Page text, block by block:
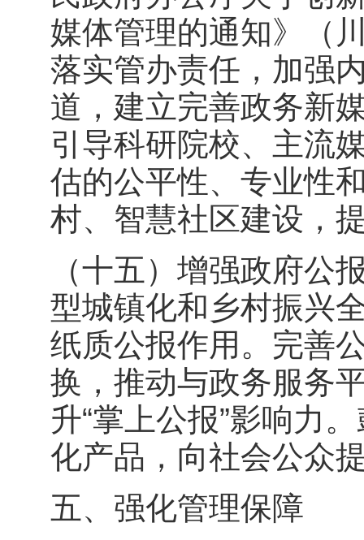
媒体管理的通知》（
落实管办责任，加强
道，建立完善政务新
引导科研院校、主流
估的公平性、专业性
村、智慧社区建设，
（十五）增强政府公
型城镇化和乡村振兴
纸质公报作用。完善
换，推动与政务服务
升“掌上公报”影响力
化产品，向社会公众
五、强化管理保障